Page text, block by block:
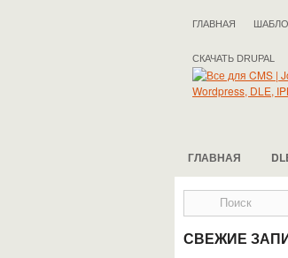
ГЛАВНАЯ
СКАЧАТЬ DRUPAL
ГЛАВНАЯ
СВЕЖИЕ